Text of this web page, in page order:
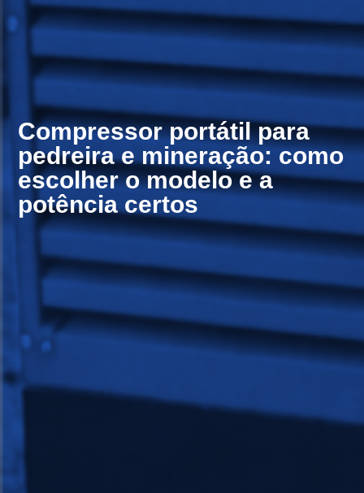
Compressor portátil para
pedreira e mineração: como
escolher o modelo e a
potência certos​